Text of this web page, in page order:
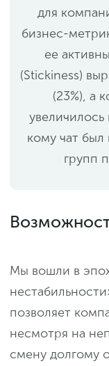
для
бизнес-
ее
(Stickiness)
(23%), а
кому чат был
групп
Мы вошли в
позволяет
несмотря на
смену долгому